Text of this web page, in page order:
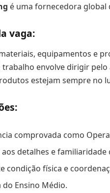
é uma fornecedora
vaga:
equipamentos e
trabalho envolve dirigir
estejam sempre no
comprovada como
aos detalhes e
condição física e
do Ensino Médio.